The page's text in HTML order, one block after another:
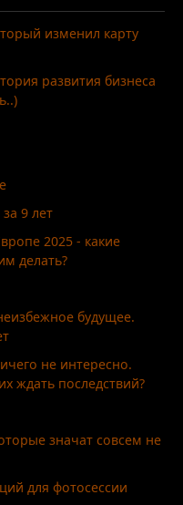
изменил карту
развития бизнеса
9 лет
2025 - какие
делать?
будущее.
не интересно.
ждать последствий?
значат совсем не
для фотосессии